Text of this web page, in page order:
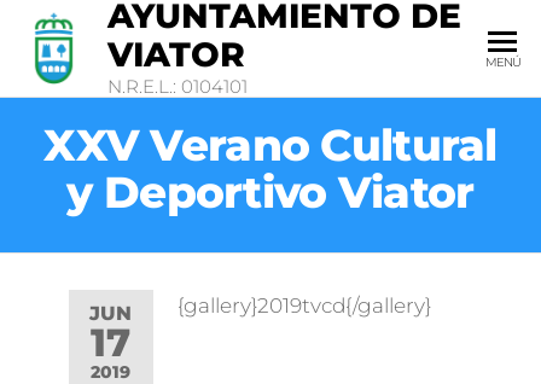
AYUNTAMIENTO DE
VIATOR
N.R.E.L.: 0104101
MENÚ
XXV Verano Cultural
y Deportivo Viator
JUN
17
2019
{gallery}2019tvcd{/gallery}